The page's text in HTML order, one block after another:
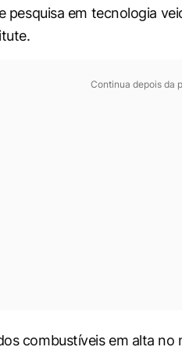
pesquisa em tecnologia
Continua depois da
combustíveis em alta